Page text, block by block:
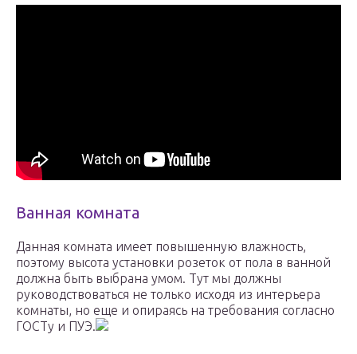
Ванная комната
Данная комната имеет повышенную влажность,
поэтому высота установки розеток от пола в ванной
должна быть выбрана умом. Тут мы должны
руководствоваться не только исходя из интерьера
комнаты, но еще и опираясь на требования согласно
ГОСТу и ПУЭ.